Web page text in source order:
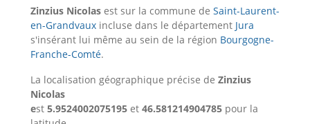
Zinzius Nicolas est sur la commune de Saint-Laurent-
en-Grandvaux incluse dans le département Jura
s'insérant lui même au sein de la région Bourgogne-
Franche-Comté.
La localisation géographique précise de Zinzius
Nicolas
est 5.9524002075195 et 46.581214904785 pour la